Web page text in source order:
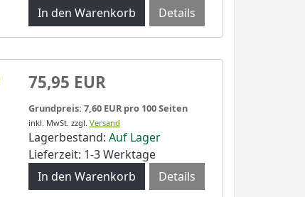
Details
75,95 EUR
Grundpreis: 7,60 EUR pro 100 Seiten
inkl. MwSt. zzgl. Versand
Lagerbestand: Auf Lager
Lieferzeit: 1-3 Werktage
Details